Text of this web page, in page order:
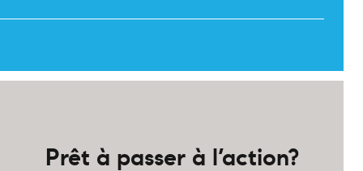
Prêt à passer à l’action?